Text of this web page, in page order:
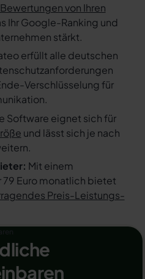
von Ihren
Ihr Google-Ranking und
stärkt.
erfüllt alle deutschen
Verschlüsselung für
Software eignet sich für
und lässt sich je nach
Mit einem
79 Euro monatlich bietet
Preis-Leistungs-